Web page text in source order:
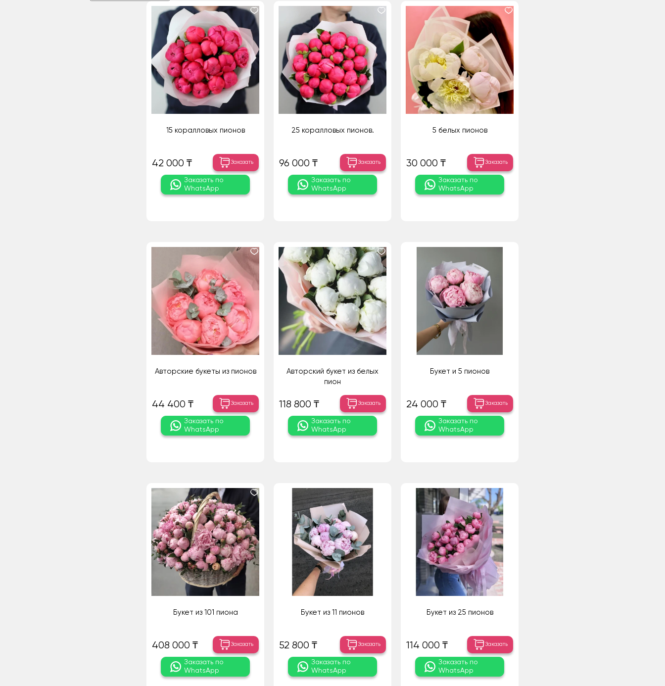
15 коралловых пионов
42 000 ₸ Заказать
Заказать по
WhatsApp
25 коралловых пионов.
96 000 ₸ Заказать
Заказать по
WhatsApp
5 белых пионов
30 000 ₸ Заказать
Заказать по
WhatsApp
Авторские букеты из пионов
44 400 ₸ Заказать
Заказать по
WhatsApp
Авторский букет из белых
пион
118 800 ₸ Заказать
Заказать по
WhatsApp
Букет и 5 пионов
24 000 ₸ Заказать
Заказать по
WhatsApp
Букет из 101 пиона
408 000 ₸ Заказать
Заказать по
WhatsApp
Букет из 11 пионов
52 800 ₸ Заказать
Заказать по
WhatsApp
Букет из 25 пионов
114 000 ₸ Заказать
Заказать по
WhatsApp